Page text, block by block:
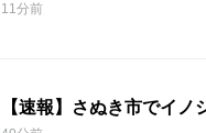
11分前
【速報】さぬき市でイ